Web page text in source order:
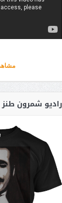
رادیو شمرون طنز